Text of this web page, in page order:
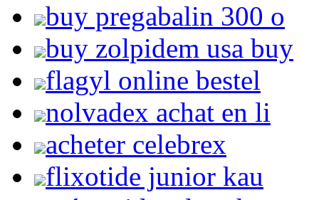
buy pregabalin 300 o
buy zolpidem usa buy
flagyl online bestel
nolvadex achat en li
acheter celebrex
flixotide junior kau